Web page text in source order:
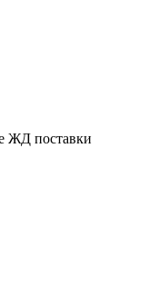
ЖД поставки